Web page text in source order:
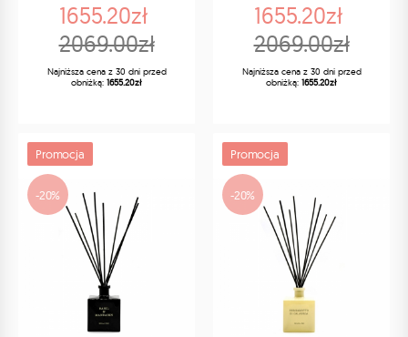
1655.20zł
2069.00zł
Najniższa cena z 30 dni przed
obniżką: 1655.20zł
1655.20zł
2069.00zł
Najniższa cena z 30 dni przed
obniżką: 1655.20zł
Promocja
-20%
Promocja
-20%